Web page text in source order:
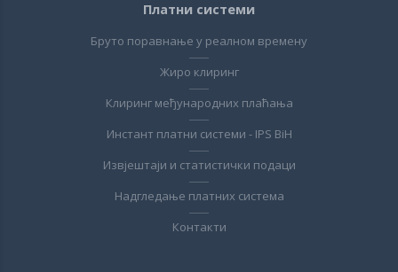
Платни системи
Бруто поравнање у реалном времену
Жиро клиринг
Клиринг међународних плаћања
Инстант платни системи - IPS BiH
Извјештаји и статистички подаци
Надгледање платних система
Контакти